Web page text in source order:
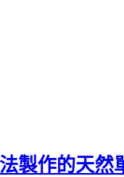
製作的天然